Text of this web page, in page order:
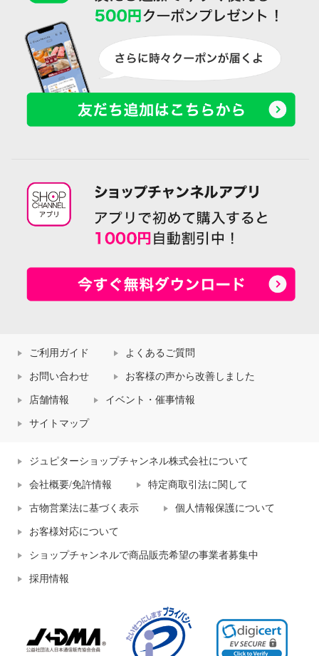
ご利用ガイド よくあるご質問
お問い合わせ お客様の声から改善しました
店舗情報 イベント・催事情報
サイトマップ
ジュピターショップチャンネル株式会社について
会社概要/免許情報 特定商取引法に関して
古物営業法に基づく表示 個人情報保護について
お客様対応について
ショップチャンネルで商品販売希望の事業者募集中
採用情報